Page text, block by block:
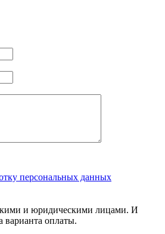
персональных данных
и юридическими лицами. И
варианта оплаты.